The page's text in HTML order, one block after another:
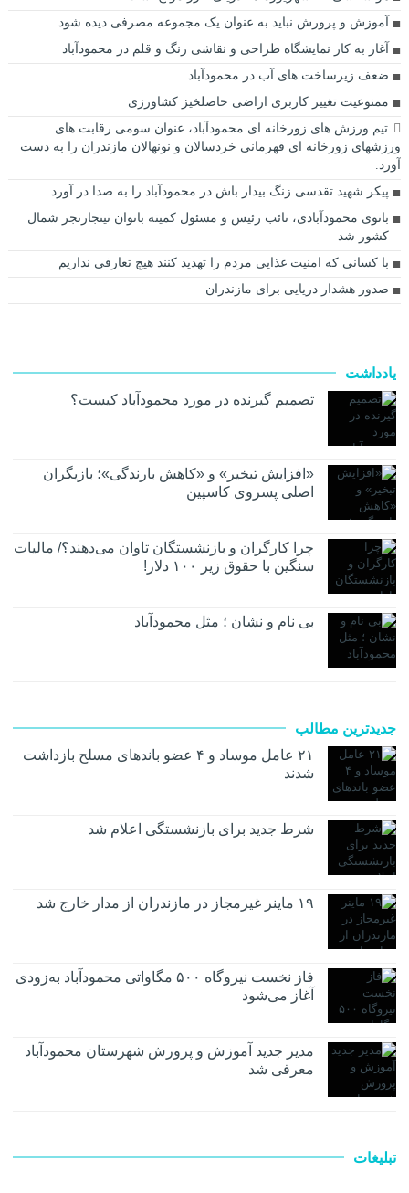
آموزش و پرورش نباید به عنوان یک مجموعه مصرفی دیده شود
آغاز به کار نمایشگاه طراحی و نقاشی رنگ و قلم در محمودآباد
ضعف زیرساخت های آب در محمودآباد
ممنوعیت تغییر کاربری اراضی حاصلخیز کشاورزی
تیم ورزش های زورخانه ای محمودآباد، عنوان سومی رقابت های
ورزشهای زورخانه ای قهرمانی خردسالان و نونهالان مازندران را به دست
آورد.
پيكر شهيد تقدسی زنگ بيدار باش در محمودآباد را به صدا در آورد
بانوی محمودآبادی، نائب رئیس و مسئول کمیته بانوان نینجارنجر شمال
کشور شد
با کسانی که امنیت غذایی مردم را تهدید کنند هیچ تعارفی نداریم
صدور هشدار دریایی برای مازندران
یادداشت
تصمیم گیرنده در مورد محمودآباد کیست؟
«افزایش تبخیر» و «کاهش بارندگی»؛ بازیگران
اصلی پسروی کاسپین
چرا کارگران و بازنشستگان تاوان می‌دهند؟/ مالیات
سنگین با حقوق زیر ۱۰۰ دلار!
بی نام و نشان ؛ مثل محمودآباد
جدیدترین مطالب
۲۱ عامل موساد و ۴ عضو باند‌های مسلح بازداشت
شدند
شرط جدید برای بازنشستگی اعلام شد
۱۹ ماینر غیرمجاز در مازندران از مدار خارج شد
فاز نخست نیروگاه ۵۰۰ مگاواتی محمودآباد به‌زودی
آغاز می‌شود
مدیر جدید آموزش و پرورش شهرستان محمودآباد
معرفی شد
تبلیغات